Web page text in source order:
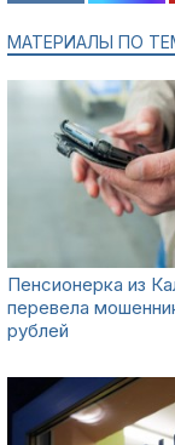
МАТЕРИАЛЫ ПО
Пенсионерка из
перевела
рублей